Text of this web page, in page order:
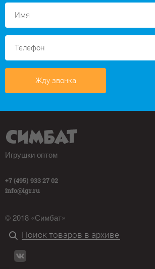
Жду звонка
Игрушки оптом
+7 (495) 933 27 02
info@igr.ru
© 2018 «Симбат»